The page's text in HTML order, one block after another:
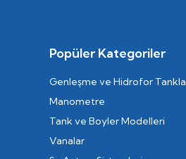
Popüler Kategoriler
Genleşme ve Hidrofor
Manometre
Tank ve Boyler Modelleri
Vanalar